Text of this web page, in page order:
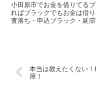
小田原市でお金を借りてる
ればブラックでもお金は借
査落ち・申込ブラック・延
本当は教えたくない
屋！